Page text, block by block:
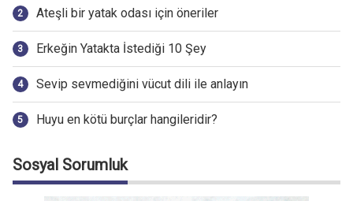
Ateşli bir yatak odası için öneriler
Erkeğin Yatakta İstediği 10 Şey
Sevip sevmediğini vücut dili ile anlayın
Huyu en kötü burçlar hangileridir?
Sosyal Sorumluk